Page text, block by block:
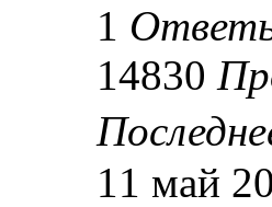
1
14830
11 май